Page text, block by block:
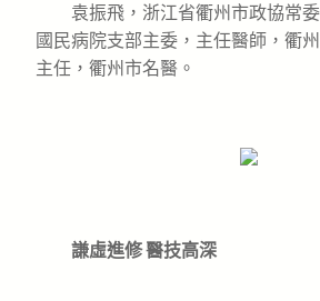
袁振飛，浙江省衢州市政協常委
國民病院支部主委，主任醫師，衢
主任，衢州市名醫。
謙虛進修 醫技高深